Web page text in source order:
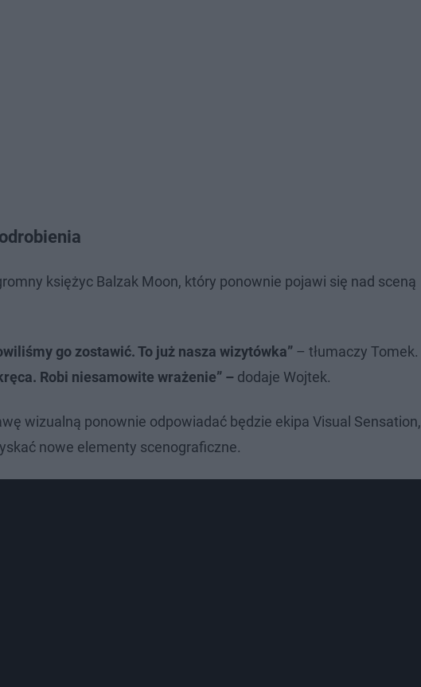
księżyc Balzak Moon, który ponownie pojawi się nad sceną
go zostawić. To już nasza wizytówka” – tłumaczy Tomek.
Robi niesamowite wrażenie” – dodaje Wojtek.
wizualną ponownie odpowiadać będzie ekipa Visual Sensation,
nowe elementy scenograficzne.